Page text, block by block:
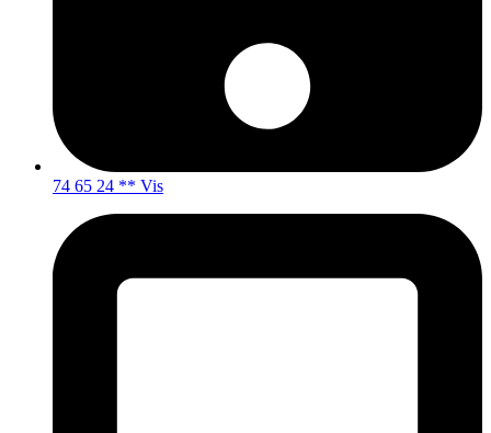
74 65 24 ** Vis